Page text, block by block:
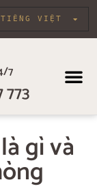
TIẾNG VIỆT
7
773
gì và